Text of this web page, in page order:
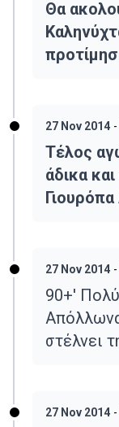
Θα
27 Nov 2014 -
Τέλος
άδικα
Γιουρόπα
27 Nov 2014 -
90+' Πολύ
στέλνει
27 Nov 2014 -